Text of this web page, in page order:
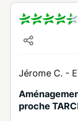
Jérome C. -
proche